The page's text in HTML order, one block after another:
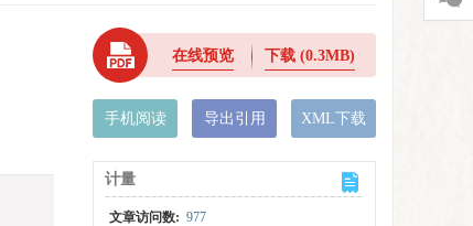
在线预览 下载(0.3MB)
手机阅读 导出引用 XML下载
计量
文章访问数: 977